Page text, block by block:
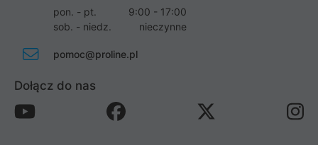
pon. - pt.
9:00 - 17:00
sob. - niedz.
nieczynne
pomoc@proline.pl
Dołącz do nas